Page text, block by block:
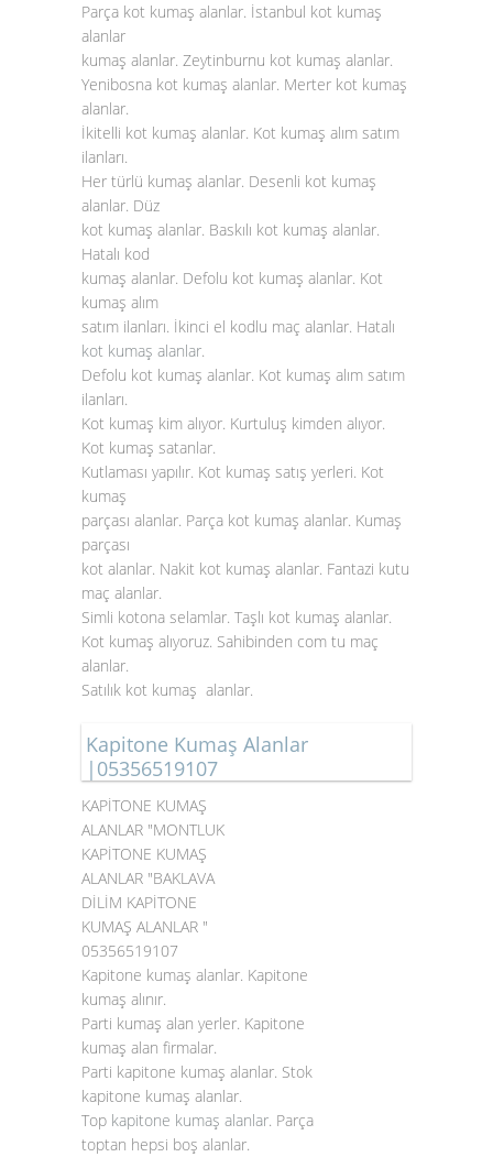
Parça kot kumaş alanlar. İstanbul kot kumaş
alanlar
kumaş alanlar. Zeytinburnu kot kumaş alanlar.
Yenibosna kot kumaş alanlar. Merter kot kumaş
alanlar.
İkitelli kot kumaş alanlar. Kot kumaş alım satım
ilanları.
Her türlü kumaş alanlar. Desenli kot kumaş
alanlar. Düz
kot kumaş alanlar. Baskılı kot kumaş alanlar.
Hatalı kod
kumaş alanlar. Defolu kot kumaş alanlar. Kot
kumaş alım
satım ilanları. İkinci el kodlu maç alanlar. Hatalı
kot kumaş alanlar.
Defolu kot kumaş alanlar. Kot kumaş alım satım
ilanları.
Kot kumaş kim alıyor. Kurtuluş kimden alıyor.
Kot kumaş satanlar.
Kutlaması yapılır. Kot kumaş satış yerleri. Kot
kumaş
parçası alanlar. Parça kot kumaş alanlar. Kumaş
parçası
kot alanlar. Nakit kot kumaş alanlar. Fantazi kutu
maç alanlar.
Simli kotona selamlar. Taşlı kot kumaş alanlar.
Kot kumaş alıyoruz. Sahibinden com tu maç
alanlar.
Satılık kot kumaş alanlar.
Kapitone Kumaş Alanlar
|05356519107
KAPİTONE KUMAŞ
ALANLAR "MONTLUK
KAPİTONE KUMAŞ
ALANLAR "BAKLAVA
DİLİM KAPİTONE
KUMAŞ ALANLAR "
05356519107
Kapitone kumaş alanlar. Kapitone
kumaş alınır.
Parti kumaş alan yerler. Kapitone
kumaş alan firmalar.
Parti kapitone kumaş alanlar. Stok
kapitone kumaş alanlar.
Top kapitone kumaş alanlar. Parça
toptan hepsi boş alanlar.